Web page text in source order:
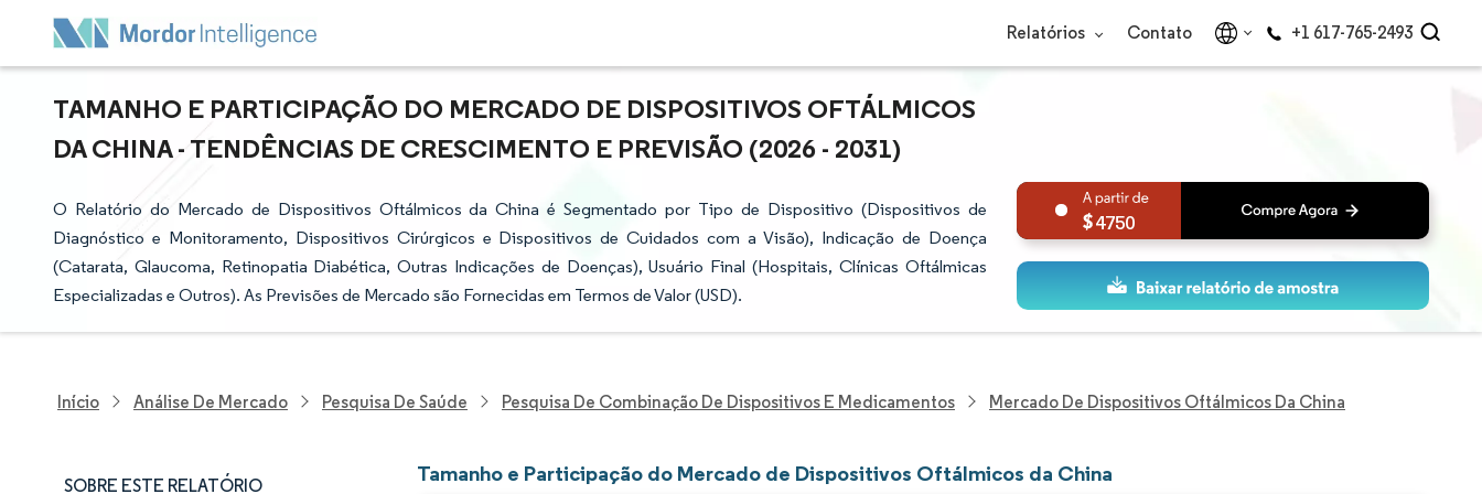
Relatórios Contato +1 617-765-2493
TAMANHO E PARTICIPAÇÃO DO MERCADO DE DISPOSITIVOS OFTÁLMICOS
DA CHINA - TENDÊNCIAS DE CRESCIMENTO E PREVISÃO (2026 - 2031)
O Relatório do Mercado de Dispositivos Oftálmicos da China é Segmentado por Tipo de Dispositivo (Dispositivos de
Diagnóstico e Monitoramento, Dispositivos Cirúrgicos e Dispositivos de Cuidados com a Visão), Indicação de Doença
(Catarata, Glaucoma, Retinopatia Diabética, Outras Indicações de Doenças), Usuário Final (Hospitais, Clínicas Oftálmicas
Especializadas e Outros). As Previsões de Mercado são Fornecidas em Termos de Valor (USD).
4750
Início Análise De Mercado Pesquisa De Saúde Pesquisa De Combinação De Dispositivos E Medicamentos Mercado De Dispositivos Oftálmicos Da China
SOBRE ESTE RELATÓRIO Tamanho e Participação do Mercado de Dispositivos Oftálmicos da China